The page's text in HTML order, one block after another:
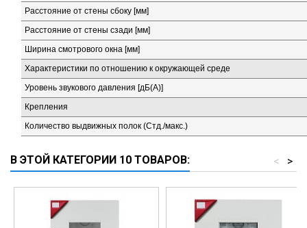
Расстояние от стены сбоку [мм]
Расстояние от стены сзади [мм]
Ширина смотрового окна [мм]
Характеристики по отношению к окружающей среде
Уровень звукового давления [дБ(А)]
Крепления
Количество выдвижных полок (Стд./макс.)
В ЭТОЙ КАТЕГОРИИ 10 ТОВАРОВ: >
<